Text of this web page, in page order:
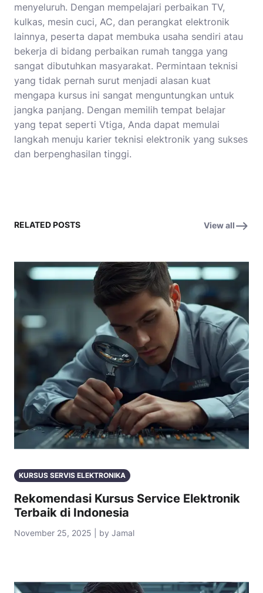
menyeluruh. Dengan mempelajari perbaikan TV,
kulkas, mesin cuci, AC, dan perangkat elektronik
lainnya, peserta dapat membuka usaha sendiri atau
bekerja di bidang perbaikan rumah tangga yang
sangat dibutuhkan masyarakat. Permintaan teknisi
yang tidak pernah surut menjadi alasan kuat
mengapa kursus ini sangat menguntungkan untuk
jangka panjang. Dengan memilih tempat belajar
yang tepat seperti Vtiga, Anda dapat memulai
langkah menuju karier teknisi elektronik yang sukses
dan berpenghasilan tinggi.
RELATED POSTS View all
KURSUS SERVIS ELEKTRONIKA
Rekomendasi Kursus Service Elektronik
Terbaik di Indonesia
November 25, 2025 | by Jamal